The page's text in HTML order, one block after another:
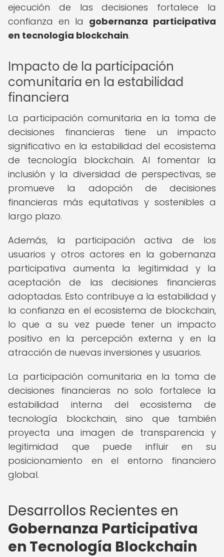
ejecución de las decisiones fortalece la
confianza en la gobernanza participativa
en tecnología blockchain.
Impacto de la participación
comunitaria en la estabilidad
financiera
La participación comunitaria en la toma de
decisiones financieras tiene un impacto
significativo en la estabilidad del ecosistema
de tecnología blockchain. Al fomentar la
inclusión y la diversidad de perspectivas, se
promueve la adopción de decisiones
financieras más equitativas y sostenibles a
largo plazo.
Además, la participación activa de los
usuarios y otros actores en la gobernanza
participativa aumenta la legitimidad y la
aceptación de las decisiones financieras
adoptadas. Esto contribuye a la estabilidad y
la confianza en el ecosistema de blockchain,
lo que a su vez puede tener un impacto
positivo en la percepción externa y en la
atracción de nuevas inversiones y usuarios.
La participación comunitaria en la toma de
decisiones financieras no solo fortalece la
estabilidad interna del ecosistema de
tecnología blockchain, sino que también
proyecta una imagen de transparencia y
legitimidad que puede influir en su
posicionamiento en el entorno financiero
global.
Desarrollos Recientes en
Gobernanza Participativa
en Tecnología Blockchain